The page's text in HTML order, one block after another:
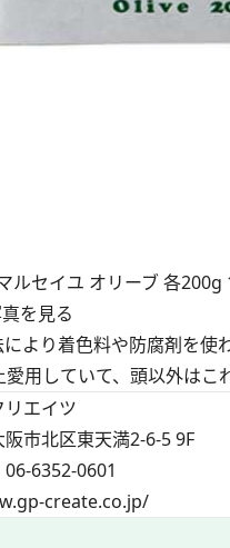
ルセイユ オリーブ 各
を見る
より着色料や防腐剤を使
愛用していて、頭以外はこ
エイツ
市北区東天満2-6-5 9F
6352-0601
create.co.jp/